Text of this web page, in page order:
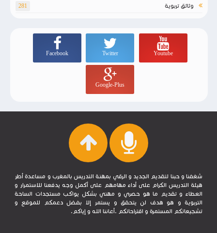
وثائق تربوية 281
Youtube
Twitter
Facebook
Google-Plus
شغفنا و حبنا لتقديم الجديد و الرقي بمهنة التدريس بالمغرب و مساعدة أطر
هيئة التدريس الكرام على أداء مهامهم على أكمل وجه يدفعنا للاستمرار و
العطاء و تقديم ما هو حصري و مهني بشكل يواكب مستجدات الساحة
التربوية و هو هدف لن يتحقق و يستمر إلا بفضل دعمكم للموقع و
تشجيعاتكم المستمرة و اقتراحاتكم .أعاننا الله و إياكم.